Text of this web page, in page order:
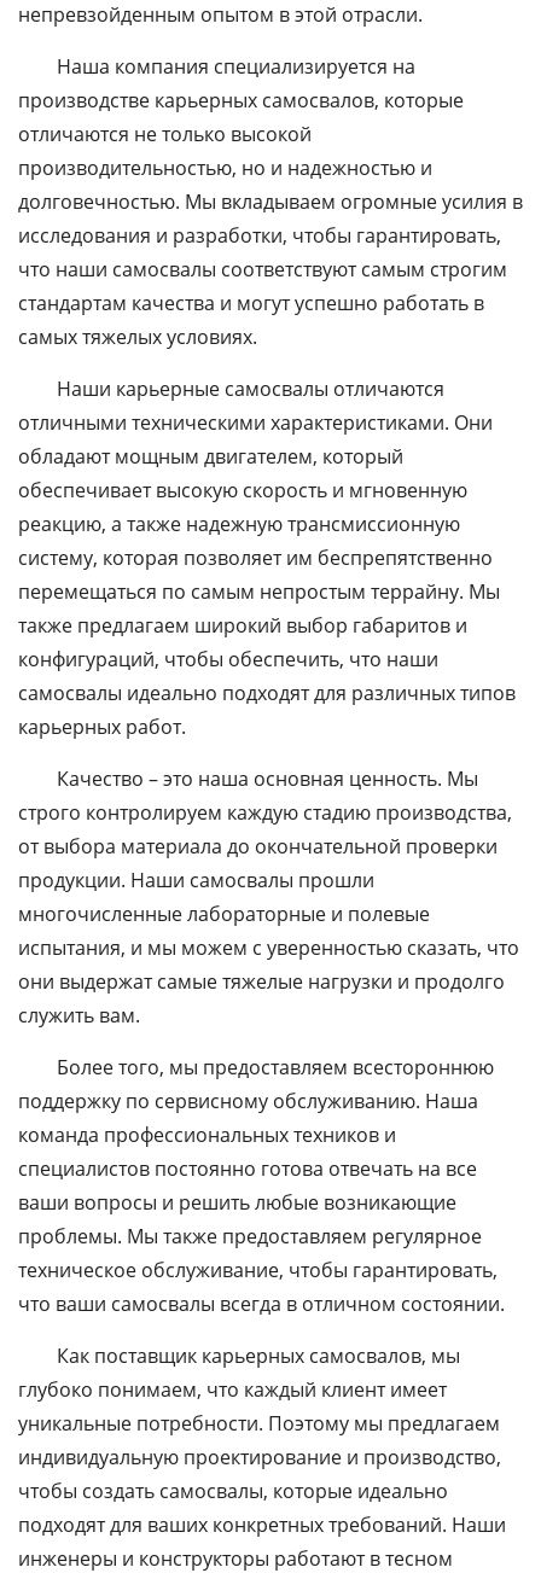
непревзойденным опытом в этой отрасли.
Наша компания специализируется на
производстве карьерных самосвалов, которые
отличаются не только высокой
производительностью, но и надежностью и
долговечностью. Мы вкладываем огромные усилия в
исследования и разработки, чтобы гарантировать,
что наши самосвалы соответствуют самым строгим
стандартам качества и могут успешно работать в
самых тяжелых условиях.
Наши карьерные самосвалы отличаются
отличными техническими характеристиками. Они
обладают мощным двигателем, который
обеспечивает высокую скорость и мгновенную
реакцию, а также надежную трансмиссионную
систему, которая позволяет им беспрепятственно
перемещаться по самым непростым террайну. Мы
также предлагаем широкий выбор габаритов и
конфигураций, чтобы обеспечить, что наши
самосвалы идеально подходят для различных типов
карьерных работ.
Качество – это наша основная ценность. Мы
строго контролируем каждую стадию производства,
от выбора материала до окончательной проверки
продукции. Наши самосвалы прошли
многочисленные лабораторные и полевые
испытания, и мы можем с уверенностью сказать, что
они выдержат самые тяжелые нагрузки и продолго
служить вам.
Более того, мы предоставляем всестороннюю
поддержку по сервисному обслуживанию. Наша
команда профессиональных техников и
специалистов постоянно готова отвечать на все
ваши вопросы и решить любые возникающие
проблемы. Мы также предоставляем регулярное
техническое обслуживание, чтобы гарантировать,
что ваши самосвалы всегда в отличном состоянии.
Как поставщик карьерных самосвалов, мы
глубоко понимаем, что каждый клиент имеет
уникальные потребности. Поэтому мы предлагаем
индивидуальную проектирование и производство,
чтобы создать самосвалы, которые идеально
подходят для ваших конкретных требований. Наши
инженеры и конструкторы работают в тесном